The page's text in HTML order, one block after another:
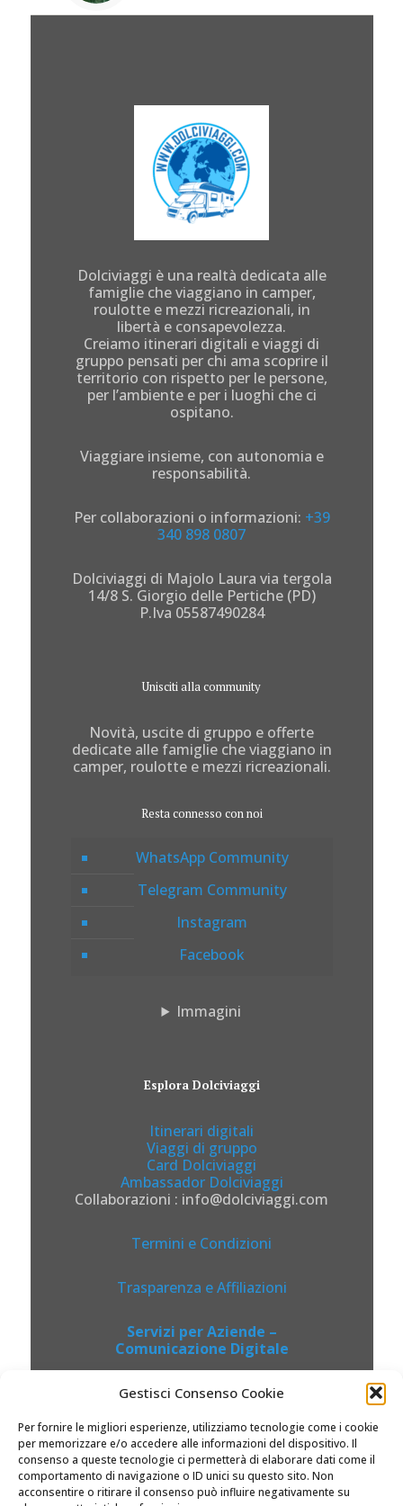
Gestisci Consenso Cookie
Per fornire le migliori esperienze, utilizziamo tecnologie come i cookie
per memorizzare e/o accedere alle informazioni del dispositivo. Il
consenso a queste tecnologie ci permetterà di elaborare dati come il
comportamento di navigazione o ID unici su questo sito. Non
acconsentire o ritirare il consenso può influire negativamente su
Dolciviaggi è una realtà dedicata alle
famiglie che viaggiano in camper,
roulotte e mezzi ricreazionali, in
libertà e consapevolezza.
Creiamo itinerari digitali e viaggi di
gruppo pensati per chi ama scoprire il
territorio con rispetto per le persone,
per l’ambiente e per i luoghi che ci
ospitano.
Viaggiare insieme, con autonomia e
responsabilità.
Per collaborazioni o informazioni: +39
340 898 0807
Dolciviaggi di Majolo Laura via tergola
14/8 S. Giorgio delle Pertiche (PD)
P.Iva 05587490284
Unisciti alla community
Novità, uscite di gruppo e offerte
dedicate alle famiglie che viaggiano in
camper, roulotte e mezzi ricreazionali.
Resta connesso con noi
WhatsApp Community
Telegram Community
Instagram
Facebook
Immagini
Esplora Dolciviaggi
Itinerari digitali
Viaggi di gruppo
Card Dolciviaggi
Ambassador Dolciviaggi
Collaborazioni : info@dolciviaggi.com
Termini e Condizioni
Trasparenza e Affiliazioni
Servizi per Aziende –
Comunicazione Digitale